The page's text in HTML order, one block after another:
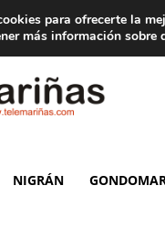
Tarifas de publicidad
NIGRÁN
para ofrecerte la
más información